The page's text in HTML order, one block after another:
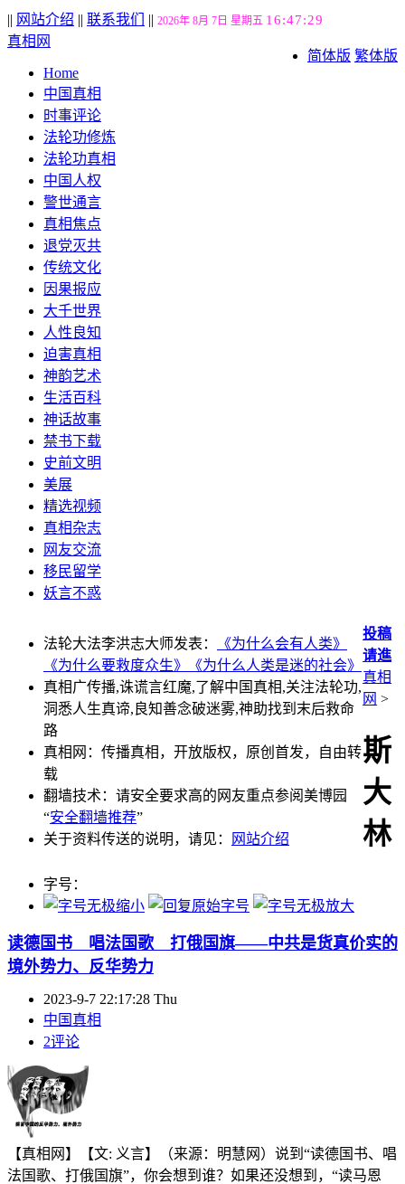
|| 网站介绍 || 联系我们 || 2026年 8月 7日 星期五 16:47:29
简体版 繁体版
真相网
Home
中国真相
时事评论
法轮功修炼
法轮功真相
中国人权
警世通言
真相焦点
退党灭共
传统文化
因果报应
大千世界
人性良知
迫害真相
神韵艺术
生活百科
神话故事
禁书下载
史前文明
美展
精选视频
真相杂志
网友交流
移民留学
妖言不惑
法轮大法李洪志大师发表：
《为什么会有人类》
《为什么要救度众生》
《为什么人类是迷的社会》
真相广传播,诛谎言红魔,了解中国真相,关注法轮功,
洞悉人生真谛,良知善念破迷雾,神助找到末后救命
路
真相网：传播真相，开放版权，原创首发，自由转
载
翻墙技术：请安全要求高的网友重点参阅美博园
“安全翻墙推荐”
关于资料传送的说明，请见：
网站介绍
投稿
请進
真相
网 >
斯
大
林
字号：
读德国书 唱法国歌 打俄国旗——中共是货真价实的
境外势力、反华势力
2023-9-7 22:17:28 Thu
中国真相
2评论
【真相网】【文: 义言】（来源：明慧网）说到“读德国书、唱
法国歌、打俄国旗”，你会想到谁？如果还没想到，“读马恩